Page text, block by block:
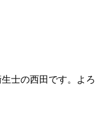
士の西田です。よろ